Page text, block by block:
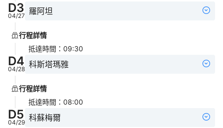
D3
04/27 羅阿坦
行程詳情
抵達時間 ： 09:30
D4
04/28 科斯塔瑪雅
行程詳情
抵達時間 ： 08:00
D5
04/29 科蘇梅爾